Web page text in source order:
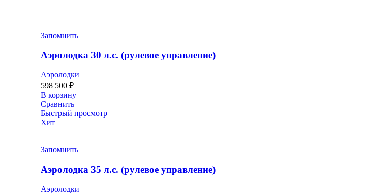
Запомнить
Аэролодка 30 л.с. (рулевое управление)
Аэролодки
598 500 ₽
В корзину
Сравнить
Быстрый просмотр
Хит
Запомнить
Аэролодка 35 л.с. (рулевое управление)
Аэролодки